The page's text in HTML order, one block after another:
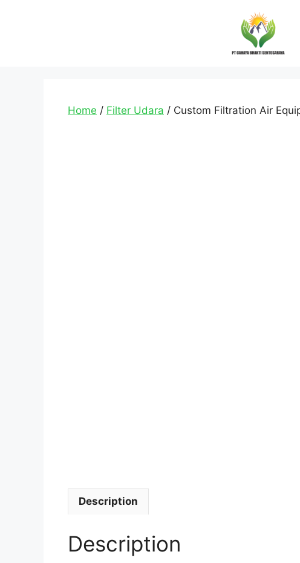
Home / Filter Udara / Custom Filtration Air
Description
Description